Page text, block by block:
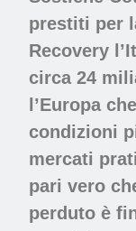
prestiti per
Recovery
circa 24
l’Europa
condizioni
mercati
pari vero
perduto è